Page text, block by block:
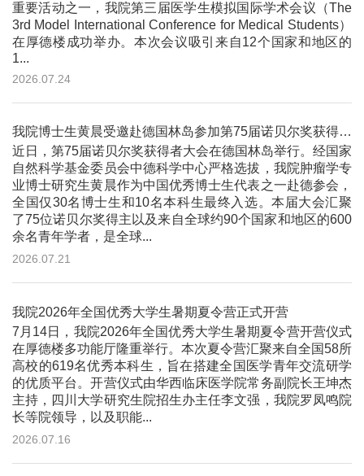
重要活动之一，我院第三届医学生模拟国际学术会议（The
3rd Model International Conference for Medical Students）
在厚德楼成功举办。本次会议吸引来自12个国家和地区的
1...
2026.07.24
我院博士生黄晨受邀赴德国林岛参加第75届诺贝尔奖获得者大会
近日，第75届诺贝尔奖获得者大会在德国林岛举行。经国家
自然科学基金委员会中德科学中心严格选拔，我院肿瘤学专
业博士研究生黄晨作为中国优秀博士生代表之一赴德参会，
全国仅30名博士生和10名本科生最终入选。本届大会汇聚
了75位诺贝尔奖得主以及来自全球约90个国家和地区的600
余名青年学者，是全球...
2026.07.21
我院2026年全国优秀大学生暑期夏令营正式开营
7月14日，我院2026年全国优秀大学生暑期夏令营开营仪式
在厚德楼多功能厅隆重举行。本次夏令营汇聚来自全国58所
高校的619名优秀本科生，旨在搭建全国医学青年交流研学
的优质平台。开营仪式由华西临床医学院常务副院长王坤杰
主持，四川大学研究生院招生办主任李文强，我院罗凤鸣院
长等院领导，以及职能...
2026.07.16